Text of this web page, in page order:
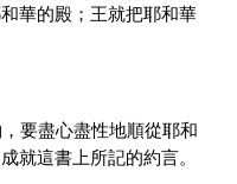
華的殿；王就把耶和華
要盡心盡性地順從耶和
就這書上所記的約言。